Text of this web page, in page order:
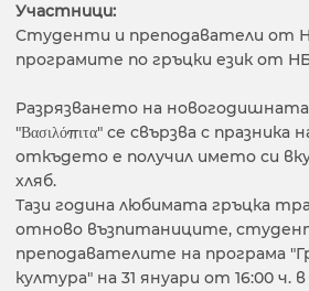
Участници:
Студенти и преподаватели от
програмите по гръцки език от
Разрязването на
"Βασιλόπιτα" се свързва с
откъдето е получил името си
хляб.
Тази година любимата гръцка
отново възпитаниците,
преподавателите на програма
култура" на 31 януари от 16:00